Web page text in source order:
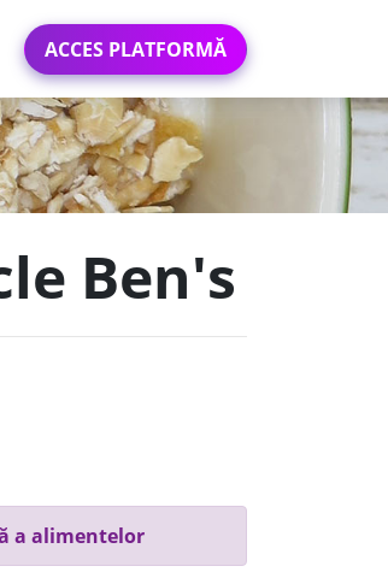
ACCES PLATFORMĂ
Ben's
a alimentelor